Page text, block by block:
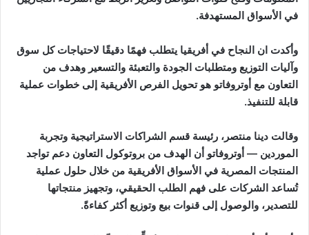
في الأسواق المستهدفة.
وأكدت ان النجاح في أفريقيا يتطلب فهمًا دقيقًا لاحتياجات كل سوق
وآليات التوزيع ومتطلبات الجودة والتعبئة والتسعير وهدف من
التعاون مع أوتروفاتو هو تحويل الفرص الأفريقية إلى خطوات عملية
قابلة للتنفيذ.
وقالت دينا منتصر، رئيسة قسم الشراكات الاستراتيجية وتجربة
الموردين — أوتروفاتو أن الهدف من بروتوكول التعاون دعم تواجد
المنتجات المصرية في الأسواق الأفريقية من خلال حلول عملية
تُساعد الشركات على فهم الطلب الحقيقي، وتجهيز منتجاتها
للتصدير، والوصول إلى قنوات بيع وتوزيع أكثر كفاءةً.